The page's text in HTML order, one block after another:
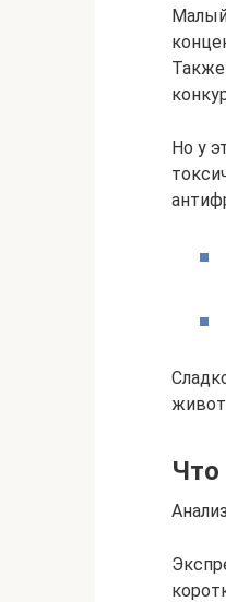
Малый
Также
Но у
Что